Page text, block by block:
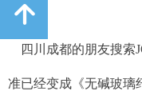
了。
四川成都的朋友搜索
准已经变成《无碱玻璃
녕